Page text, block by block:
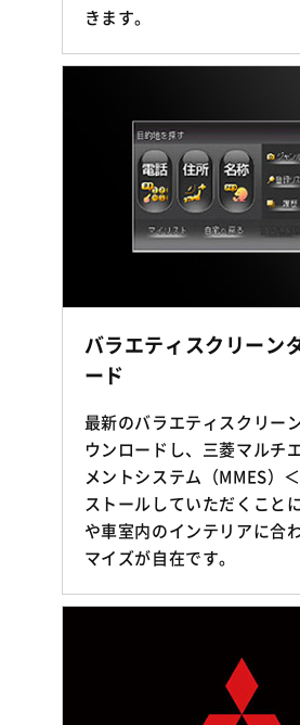
きます。
バラエティスクリーン
ード
最新のバラエティスクリー
ウンロードし、三菱マルチ
メントシステム（MMES）
ストールしていただくこと
や車室内のインテリアに合
マイズが自在です。